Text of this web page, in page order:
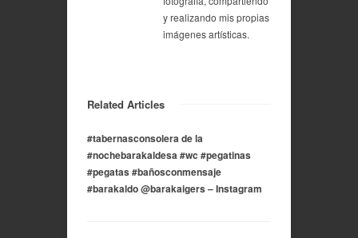
y realizando mis propias
imágenes artísticas.
Related Articles
#tabernasconsolera de la
#nochebarakaldesa #wc #pegatinas
#pegatas #bañosconmensaje
#barakaldo @barakaigers – Instagram